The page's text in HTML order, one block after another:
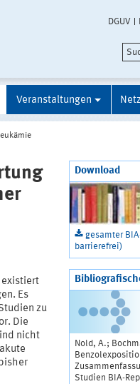
DGUV
Veranstaltungen
existiert
Es
zu
Die
nicht
Download
gesamter
barrierefrei)
Nold, A.;
Studien BIA-